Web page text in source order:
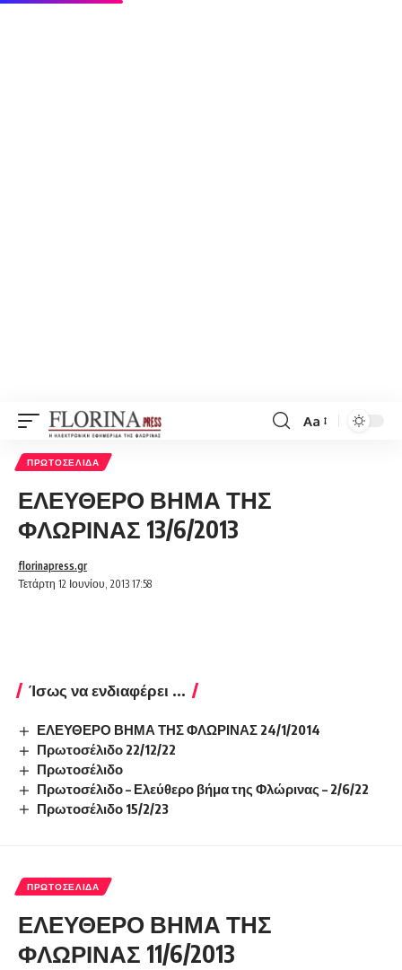
Font
Aa
ΠΡΩΤΟΣΈΛΙΔΑ
ΕΛΕΥΘΕΡΟ ΒΗΜΑ ΤΗΣ
ΦΛΩΡΙΝΑΣ 13/6/2013
Τετάρτη 12 Ιουνίου, 2013 17:58
florinapress.gr
Ίσως να ενδιαφέρει ...
ΕΛΕΥΘΕΡΟ ΒΗΜΑ ΤΗΣ ΦΛΩΡΙΝΑΣ 24/1/2014
Πρωτοσέλιδο 22/12/22
Πρωτοσέλιδο
Πρωτοσέλιδο – Ελεύθερο βήμα της Φλώρινας – 2/6/22
Πρωτοσέλιδο 15/2/23
ΠΡΩΤΟΣΈΛΙΔΑ
ΕΛΕΥΘΕΡΟ ΒΗΜΑ ΤΗΣ
ΦΛΩΡΙΝΑΣ 11/6/2013